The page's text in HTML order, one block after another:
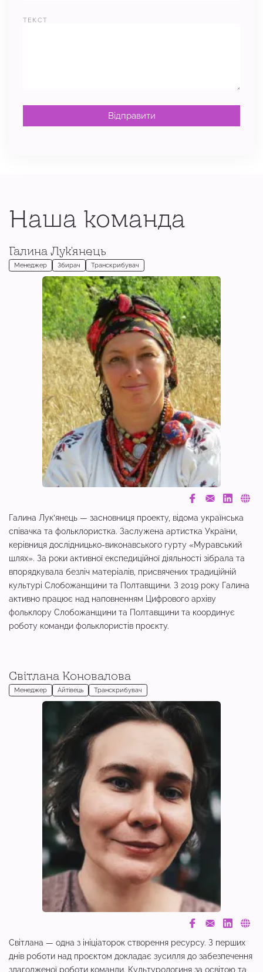
ТЕКСТ
Вiдправити
Наша команда
Галина Лук'янець
Менеджер Збирач Транскрибувач
Галина Лукʼянець — засновниця проекту, відома українська
співачка та фольклористка. Заслужена артистка України,
керівниця дослідницько-виконавського гурту «Муравський
шлях». За роки активної експедиційної діяльності зібрала та
впорядкувала безліч матеріалів, присвячених традиційній
культурі Слобожанщини та Полтавщини. З 2019 року Галина
активно працює над наповненням Цифрового архіву
фольклору Слобожанщини та Полтавщини та координує
роботу команди фольклористів проєкту.
Світлана Коновалова
Менеджер Айтівець Транскрибувач
Світлана — одна з ініціаторок створення ресурсу. З перших
днів роботи над проєктом докладає зусилля до забезпечення
злагодженої роботи команди. Культурологиня за освітою та